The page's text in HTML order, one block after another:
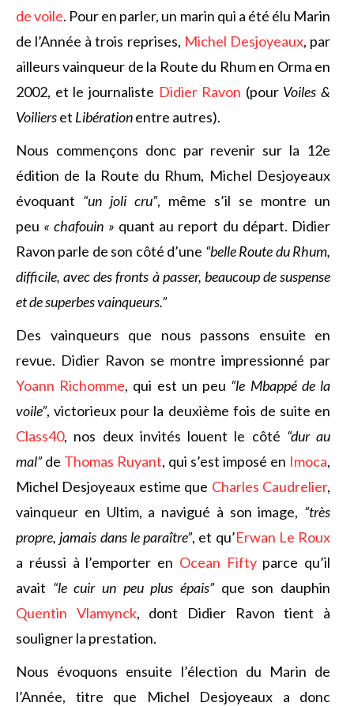
de voile. Pour en parler, un marin qui a été élu Marin
de l’Année à trois reprises, Michel Desjoyeaux, par
ailleurs vainqueur de la Route du Rhum en Orma en
2002, et le journaliste Didier Ravon (pour Voiles &
Voilierset Libérationentre autres).
Nous commençons donc par revenir sur la 12e
édition de la Route du Rhum, Michel Desjoyeaux
évoquant “un joli cru”, même s’il se montre un
peu « chafouin » quant au report du départ. Didier
Ravon parle de son côté d’une “belle Route du Rhum,
difficile, avec des fronts à passer, beaucoup de suspense
et de superbes vainqueurs.”
Des vainqueurs que nous passons ensuite en
revue. Didier Ravon se montre impressionné par
Yoann Richomme, qui est un peu “le Mbappé de la
voile”, victorieux pour la deuxième fois de suite en
Class40, nos deux invités louent le côté “dur au
mal”de Thomas Ruyant, qui s’est imposé en Imoca,
Michel Desjoyeaux estime que Charles Caudrelier,
vainqueur en Ultim, a navigué à son image, “très
propre, jamais dans le paraître”, et qu’Erwan Le Roux
a réussi à l’emporter en Ocean Fiftyparce qu’il
avait “le cuir un peu plus épais”que son dauphin
Quentin Vlamynck, dont Didier Ravon tient à
souligner la prestation.
Nous évoquons ensuite l’élection du Marin de
l’Année, titre que Michel Desjoyeaux a donc